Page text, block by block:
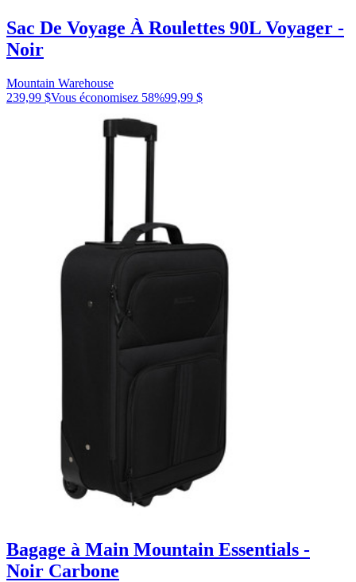
Sac De Voyage À Roulettes 90L Voyager -
Noir
Mountain Warehouse
239,99 $Vous économisez 58%99,99 $
Bagage à Main Mountain Essentials -
Noir Carbone